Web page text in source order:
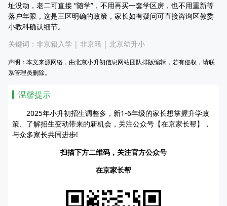
址没动，老二可直接 “随学”，不用再买一套学区房，也不用重新等
落户年限，这是三区明确的政策，家长如有疑问可直接咨询区教委
小教科确认细节。
关键词： 非京籍入学 | 非京籍 | 北京幼升小
声明：本文来源网络，由北京小升初信息网站团队排版编辑，若有侵权，请联
系管理员删除。
温馨提示
2025年小升初招生调整多，新1-6年级的家长想掌握升学政
策、了解招生变动带来的新机会，关注公众号【在京家长帮】，
与众多家长共同进步!
扫描下方二维码，关注官方公众号
在京家长帮